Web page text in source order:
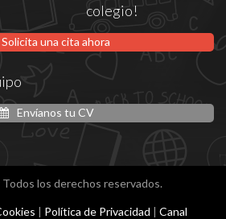
colegio!
Solicita una cita ahora
Envíanos tu CV
los derechos reservados.
| Política de Privacidad | Canal